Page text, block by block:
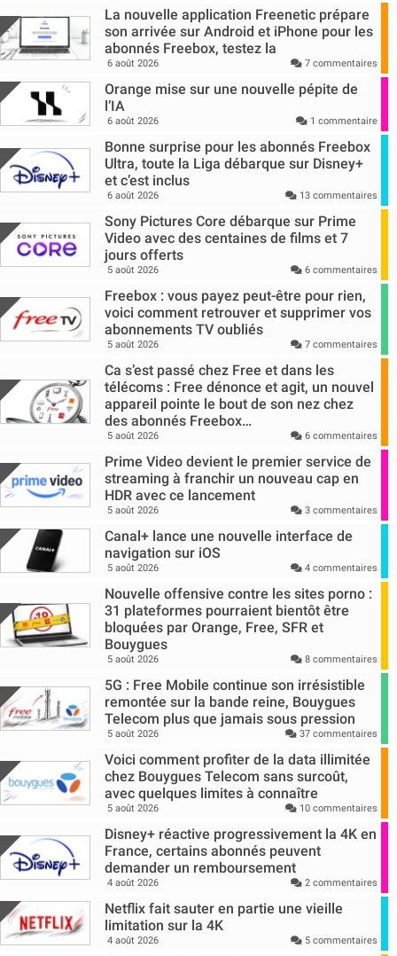
La nouvelle application Freenetic prépare
son arrivée sur Android et iPhone pour les
abonnés Freebox, testez la
6 août 2026 7 commentaires
Orange mise sur une nouvelle pépite de
l’IA
6 août 2026 1 commentaire
Bonne surprise pour les abonnés Freebox
Ultra, toute la Liga débarque sur Disney+
et c’est inclus
6 août 2026 13 commentaires
Sony Pictures Core débarque sur Prime
Video avec des centaines de films et 7
jours offerts
5 août 2026 6 commentaires
Freebox : vous payez peut-être pour rien,
voici comment retrouver et supprimer vos
abonnements TV oubliés
5 août 2026 7 commentaires
Ca s’est passé chez Free et dans les
télécoms : Free dénonce et agit, un nouvel
appareil pointe le bout de son nez chez
des abonnés Freebox…
5 août 2026 6 commentaires
Prime Video devient le premier service de
streaming à franchir un nouveau cap en
HDR avec ce lancement
5 août 2026 3 commentaires
Canal+ lance une nouvelle interface de
navigation sur iOS
5 août 2026 4 commentaires
Nouvelle offensive contre les sites porno :
31 plateformes pourraient bientôt être
bloquées par Orange, Free, SFR et
Bouygues
5 août 2026 8 commentaires
5G : Free Mobile continue son irrésistible
remontée sur la bande reine, Bouygues
Telecom plus que jamais sous pression
5 août 2026 37 commentaires
Voici comment profiter de la data illimitée
chez Bouygues Telecom sans surcoût,
avec quelques limites à connaître
5 août 2026 10 commentaires
Disney+ réactive progressivement la 4K en
France, certains abonnés peuvent
demander un remboursement
4 août 2026 2 commentaires
Netflix fait sauter en partie une vieille
limitation sur la 4K
4 août 2026 5 commentaires